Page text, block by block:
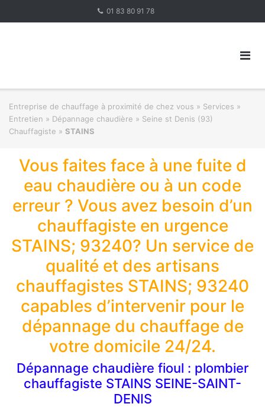
01 83 80 91 78
Entreprise de chauffage à proximité de chez vous » Services »
Entretien » Dépannage chaudière » Seine st Denis (93)
Chauffagiste » STAINS
Vous faites face à une fuite d
eau chaudière ou à un code
erreur ? Vous avez besoin d’un
chauffagiste en urgence
STAINS; 93240? Un service de
qualité et des artisans
chauffagistes STAINS; 93240
capables d’intervenir pour le
dépannage du chauffage de
votre domicile 24/24.
Dépannage chaudière fioul : plombier
chauffagiste STAINS SEINE-SAINT-
DENIS